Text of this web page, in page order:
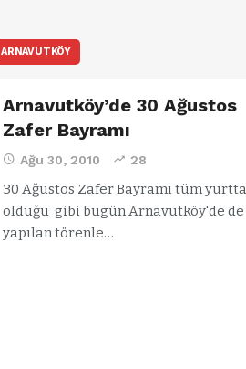
ARNAVUTKÖY
Arnavutköy’de 30 Ağustos
Zafer Bayramı
Ağu 30, 2010 28
30 Ağustos Zafer Bayramı tüm yurtta
olduğu gibi bugün Arnavutköy'de de
yapılan törenle…